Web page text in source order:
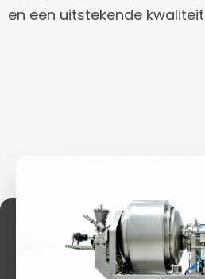
en een uitstekende